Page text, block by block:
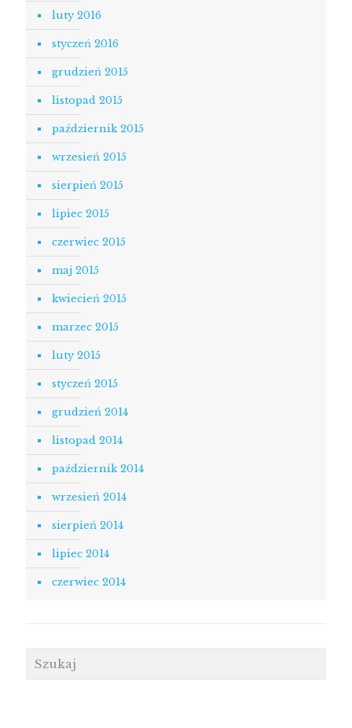
luty 2016
styczeń 2016
grudzień 2015
listopad 2015
październik 2015
wrzesień 2015
sierpień 2015
lipiec 2015
czerwiec 2015
maj 2015
kwiecień 2015
marzec 2015
luty 2015
styczeń 2015
grudzień 2014
listopad 2014
październik 2014
wrzesień 2014
sierpień 2014
lipiec 2014
czerwiec 2014